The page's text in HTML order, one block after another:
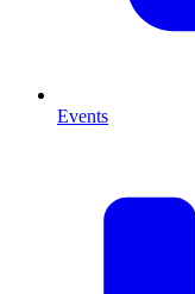
Events